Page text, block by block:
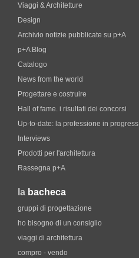
Viaggi & Architetture
Design
Archivio notizie pubblicate su p+A
p+A Blog
Catalogo
News from the world
Progettare e costruire
Hall of fame. i risultati dei concorsi
Up-to-date: la professione in progress
Interviews
Prodotti per l'architettura
Rassegna p+A
la bacheca
gruppi di progettazione
ho bisogno di un consiglio
viaggi di architettura
compro - vendo